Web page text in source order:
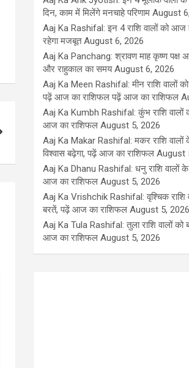
दिन, काम में मिलेंगे मनचाहे परिणाम August
Aaj Ka Rashifal: इन 4 राशि वालों को आज
रहेगा मजबूत August 6, 2026
Aaj Ka Panchang: श्रावण माह कृष्ण पक्ष
और राहुकाल का समय August 6, 2026
Aaj Ka Meen Rashifal: मीन राशि वालों को
पढ़ें आज का राशिफल पढ़ें आज का राशिफल
Aaj Ka Kumbh Rashifal: कुंभ राशि वालों
आज का राशिफल August 5, 2026
Aaj Ka Makar Rashifal: मकर राशि वालों
विश्वास बढ़ेगा, पढ़ें आज का राशिफल August
Aaj Ka Dhanu Rashifal: धनु राशि वालों
आज का राशिफल August 5, 2026
Aaj Ka Vrishchik Rashifal: वृश्चिक राशि
बरतें, पढ़ें आज का राशिफल August 5, 2026
Aaj Ka Tula Rashifal: तुला राशि वालों को
आज का राशिफल August 5, 2026